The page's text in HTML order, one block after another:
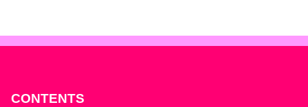
CONTENTS